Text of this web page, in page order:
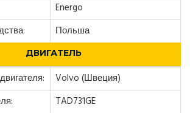
Energo
Польша
ДВИГАТЕЛЬ
Volvo (Швеция)
TAD731GE